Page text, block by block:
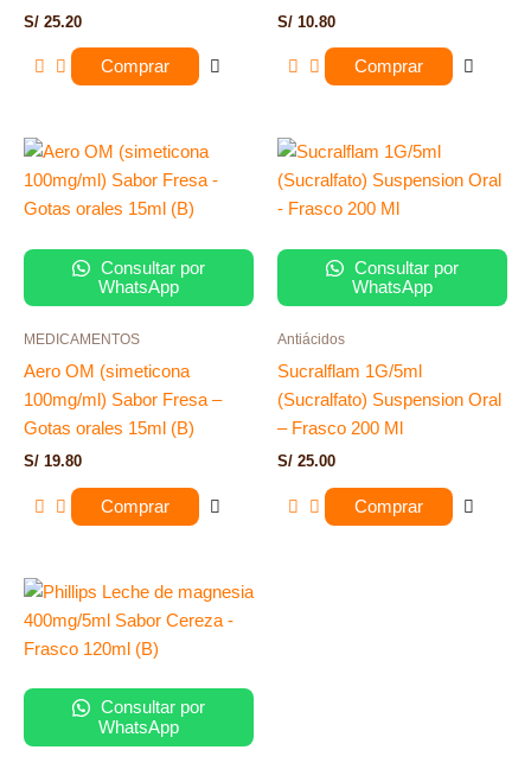
S/ 25.20
Comprar
S/ 10.80
Comprar
Consultar por
WhatsApp
MEDICAMENTOS
Aero OM (simeticona
100mg/ml) Sabor Fresa –
Gotas orales 15ml (B)
S/ 19.80
Comprar
Consultar por
WhatsApp
Antiácidos
Sucralflam 1G/5ml
(Sucralfato) Suspension Oral
– Frasco 200 Ml
S/ 25.00
Comprar
Consultar por
WhatsApp